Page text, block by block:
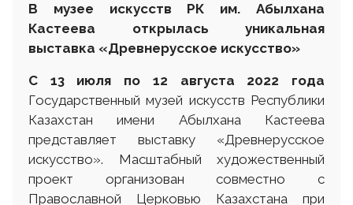
В музее искусств РК им.Абылхана
Кастеева открылась уникальная
выставка «Древнерусское искусство»
С 13июля по 12 августа 2022 года
Государственный музей искусств Республики
Казахстан имени Абылхана Кастеева
представляет выставку «Древнерусское
искусство». Масштабный художественный
проект организован совместно с
Православной Церковью Казахстана при